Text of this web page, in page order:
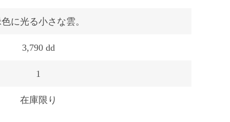
に光る小さな雲。
3,790 dd
1
在庫限り